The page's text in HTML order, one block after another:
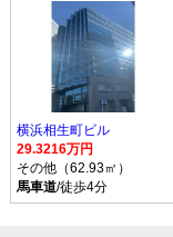
横浜相生町ビル
29.3216万円
その他（62.93㎡）
馬車道/徒歩4分